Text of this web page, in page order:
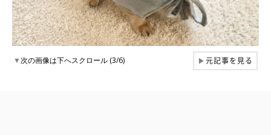
▼次の画像は下へスクロール (3/6) ▶元記事を見る